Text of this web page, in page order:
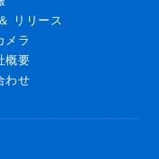
リリース
メラ
概要
わせ